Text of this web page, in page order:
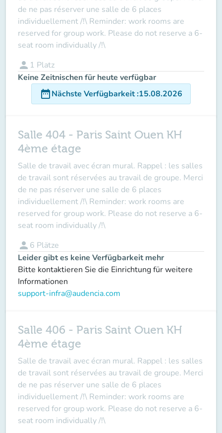
de ne pas réserver une salle de 6 places
individuellement /!\ Reminder: work rooms are
reserved for group work. Please do not reserve a 6-
seat room individually /!\
person 1 Platz
Keine Zeitnischen für heute verfügbar
date_rangeNächste Verfügbarkeit:15.08.2026
Salle 404 - Paris Saint Ouen KH
4ème étage
Salle de travail avec écran mural. Rappel : les salles
de travail sont réservées au travail de groupe. Merci
de ne pas réserver une salle de 6 places
individuellement /!\ Reminder: work rooms are
reserved for group work. Please do not reserve a 6-
seat room individually /!\
person 6 Plätze
Leider gibt es keine Verfügbarkeit mehr
Bitte kontaktieren Sie die Einrichtung für weitere
Informationen
support-infra@audencia.com
Salle 406 - Paris Saint Ouen KH
4ème étage
Salle de travail avec écran mural. Rappel : les salles
de travail sont réservées au travail de groupe. Merci
de ne pas réserver une salle de 6 places
individuellement /!\ Reminder: work rooms are
reserved for group work. Please do not reserve a 6-
seat room individually /!\